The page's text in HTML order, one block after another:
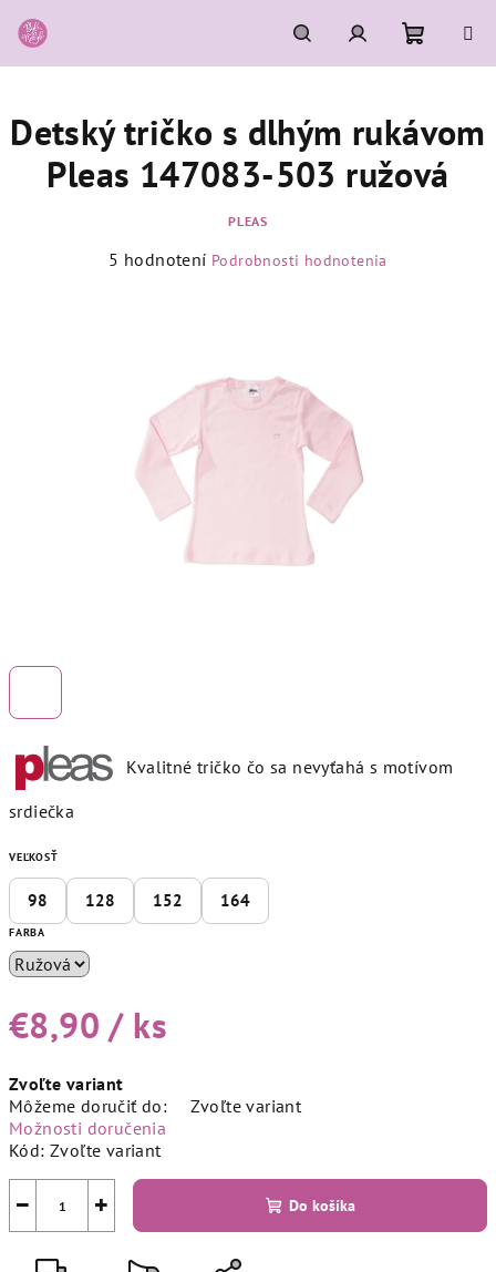
na
obsah
HľadaťPrihlásenie
košík
Kvalitné tričko čo sa nevyťahá s motívom
srdiečka
VEĽKOSŤ
98 128 152 164
FARBA
€8,90/ ks
cena:
Zvoľte variant
Môžeme doručiť do:
Zvoľte variant
Možnosti doručenia
Kód: Zvoľte variant
+
− Do košíka
Detský tričko s dlhým rukávom
Pleas 147083-503 ružová
PLEAS
Priemerné
hviezdičiek.
5 hodnotení Podrobnosti hodnotenia